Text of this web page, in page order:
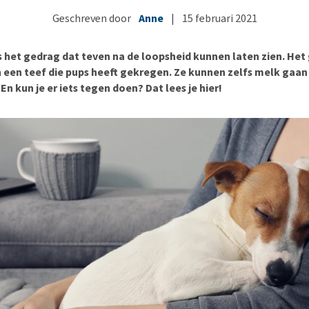
Voer- en drinkbakken
Puppy benodigdheden
Bekijk alles
Puppy apotheek
Bekijk alles
Ouderdom en dementie
Bekijk alles
Geschreven door Anne | 15 februari 2021
het gedrag dat teven na de loopsheid kunnen laten zien.
een teef die pups heeft gekregen. Ze kunnen zelfs melk
kun je er iets tegen doen? Dat lees je hier!